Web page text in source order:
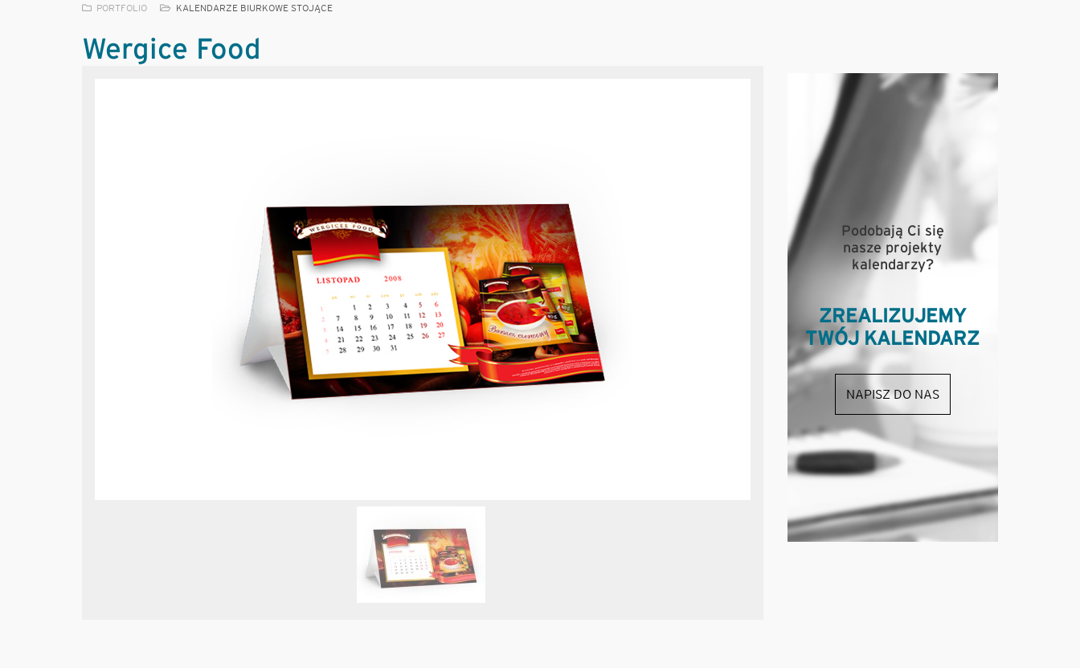
PORTFOLIO KALENDARZE BIURKOWE STOJĄCE
Wergice Food
Podobają Ci się
nasze projekty
kalendarzy?
ZREALIZUJEMY
TWÓJ KALENDARZ
NAPISZ DO NAS